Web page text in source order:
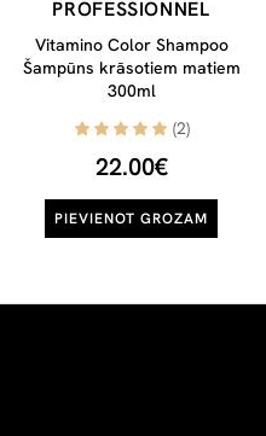
PROFESSIONNEL
Vitamino Color Shampoo
Šampūns krāsotiem matiem
300ml
(2)
22.00€
PIEVIENOT GROZAM